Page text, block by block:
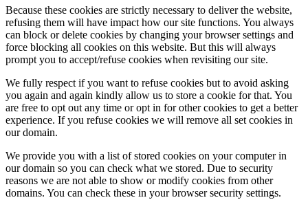
Because these cookies are strictly necessary to deliver the website,
refusing them will have impact how our site functions. You always
can block or delete cookies by changing your browser settings and
force blocking all cookies on this website. But this will always
prompt you to accept/refuse cookies when revisiting our site.
We fully respect if you want to refuse cookies but to avoid asking
you again and again kindly allow us to store a cookie for that. You
are free to opt out any time or opt in for other cookies to get a better
experience. If you refuse cookies we will remove all set cookies in
our domain.
We provide you with a list of stored cookies on your computer in
our domain so you can check what we stored. Due to security
reasons we are not able to show or modify cookies from other
domains. You can check these in your browser security settings.